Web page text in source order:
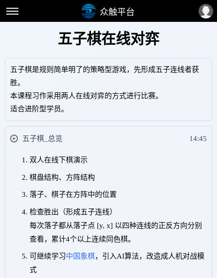
众触平台
五子棋在线对弈
五子棋是规则简单明了的策略型游戏，先形成五子连线者获
胜。
本课程习作采用两人在线对弈的方式进行比赛。
适合进阶型学员。
五子棋_总览 14:45
双人在线下棋演示
棋盘结构、方阵结构
落子、棋子在方阵中的位置
检查胜出（形成五子连线）
每次落子都从落子点 [y, x] 以四种连线的正反方向分别
查看，累计4个以上连续同色棋。
可继续学习中国象棋，引入AI算法，改造成人机对战模
式